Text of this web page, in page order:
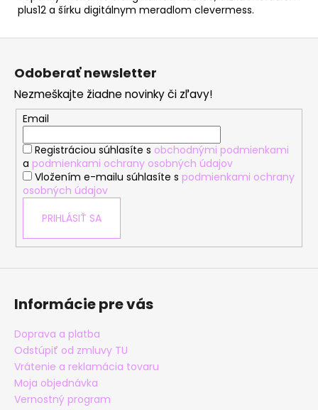
plus12 a šírku digitálnym meradlom clevermess.
Z
Odoberať newsletter
Nezmeškajte žiadne novinky či zľavy!
Email
Registráciou súhlasíte s obchodnými podmienkami
a podmienkami ochrany osobných údajov
Vložením e-mailu súhlasíte s podmienkami ochrany
osobných údajov
PRIHLÁSIŤ SA
Informácie pre vás
Doprava a platba
Odstúpiť od zmluvy TU
Vrátenie a reklamácia tovaru
Moja objednávka
Vernostný program